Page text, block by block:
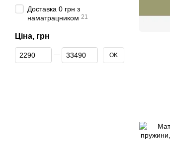
Доставка 0 грн з
наматрацником 21
Ціна, грн
Від Ціна, грн
До Ціна, грн OK